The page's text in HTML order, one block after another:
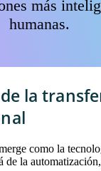
más
humanas.
la
como la
de la